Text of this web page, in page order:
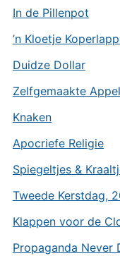
In de Pillenpot
’n Kloetje
Duidze Dollar
Zelfgemaakte
Knaken
Apocriefe Religie
Spiegeltjes &
Tweede Kerstdag,
Klappen voor de
Propaganda Never